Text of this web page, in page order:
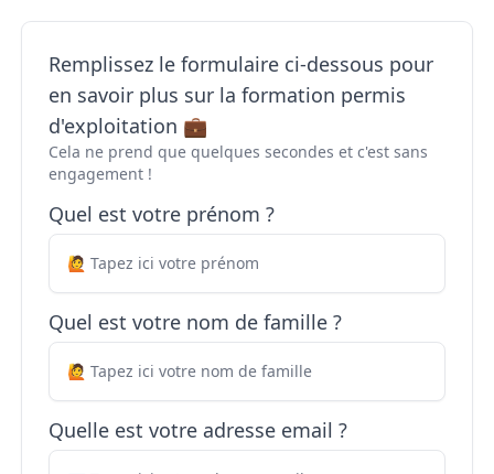
Remplissez le formulaire ci-dessous pour
en savoir plus sur la formation permis
d'exploitation 💼
Cela ne prend que quelques secondes et c'est sans
engagement !
Quel est votre prénom ?
Quel est votre nom de famille ?
Quelle est votre adresse email ?